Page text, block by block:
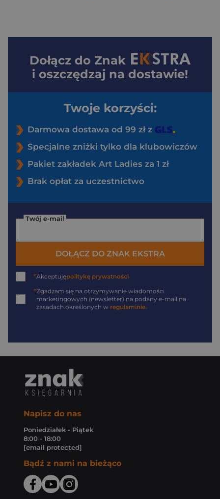
Dołącz do Znak
i oszczędzaj na dostawie!
Twoje korzyści:
Darmowa dostawa od 99 zł z
Specjalne zniżki tylko dla klubowiczów
Pakiet zakładek Art Ladies za 1 zł
Brak opłat za uczestnictwo
Twój e-mail
DOŁĄCZ DO ZNAK EKSTRA
*Akceptujępolitykę prywatności
*Zgadzam się na otrzymywanie wiadomości
marketingowych (newsletter) na podany e-mail na
zasadach określonych w regulaminie
Napisz do nas
Poniedziałek - Piątek
8:00 - 18:00
[email protected]
Bądź z nami na bieżąco